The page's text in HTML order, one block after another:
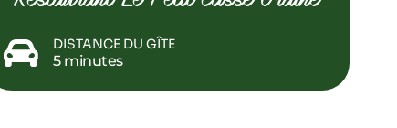
DISTANCE DU GÎTE
5 minutes